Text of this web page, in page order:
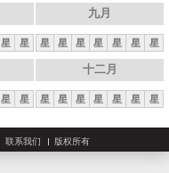
星 星
九月
星 星 星 星 星 星 星
星 星
十二月
星 星 星 星 星 星 星
联系我们 版权所有